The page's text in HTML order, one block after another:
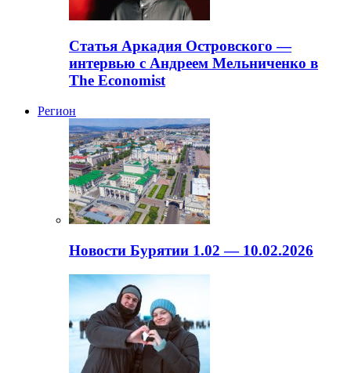
Статья Аркадия Островского —
интервью с Андреем Мельниченко в
The Economist
Регион
Новости Бурятии 1.02 — 10.02.2026